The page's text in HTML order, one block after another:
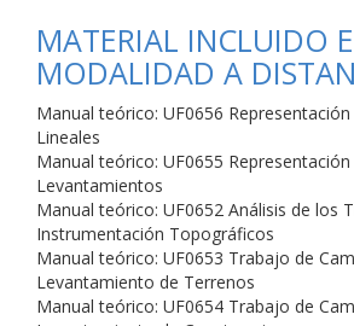
MATERIAL INCLUIDO
MODALIDAD A
Manual teórico: UF0656
Lineales
Manual teórico: UF0655
Levantamientos
Manual teórico: UF0652 Análisis de los
Instrumentación Topográficos
Manual teórico: UF0653 Trabajo de
Levantamiento de Terrenos
Manual teórico: UF0654 Trabajo de